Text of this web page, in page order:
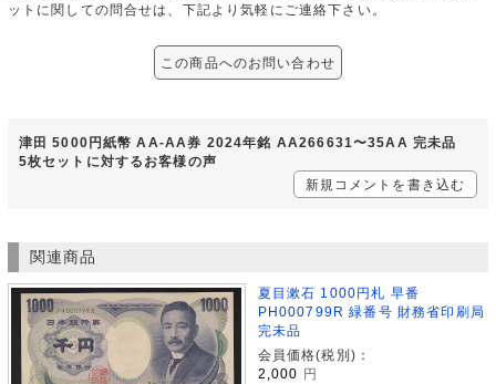
ットに関しての問合せは、下記より気軽にご連絡下さい。
この商品へのお問い合わせ
津田 5000円紙幣 AA-AA券 2024年銘 AA266631〜35AA 完未品
5枚セットに対するお客様の声
新規コメントを書き込む
関連商品
夏目漱石 1000円札 早番
PH000799R 緑番号 財務省印刷局
完未品
会員価格(税別)：
2,000
円